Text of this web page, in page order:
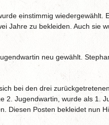
einstimmig wiedergewählt.
Jahre zu bekleiden. Auch sie
neu gewählt.
bei den drei
2. Jugendwartin, wurde als 1.
Diesen Posten bekleidet nun